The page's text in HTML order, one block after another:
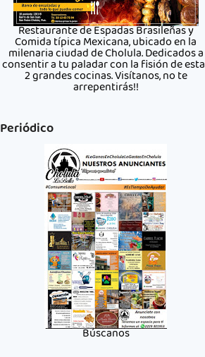
Restaurante de Espadas Brasileñas y
Comida típica Mexicana, ubicado en la
milenaria ciudad de Cholula. Dedicados a
consentir a tu paladar con la fisión de
2 grandes cocinas. Visítanos, no te
arrepentirás!!
Periódico
Búscanos